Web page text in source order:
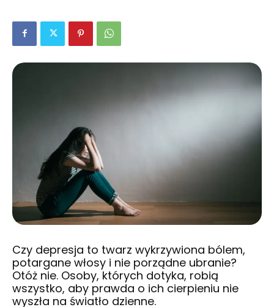
Czy depresja to twarz wykrzywiona bólem,
potargane włosy i nie porządne ubranie?
Otóż nie. Osoby, których dotyka, robią
wszystko, aby prawda o ich cierpieniu nie
wyszła na światło dzienne.